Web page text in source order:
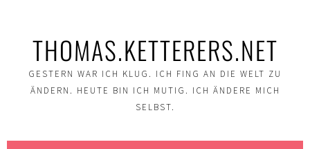
THOMAS.KETTERERS.NET
GESTERN WAR ICH KLUG. ICH FING AN DIE WELT ZU
ÄNDERN. HEUTE BIN ICH MUTIG. ICH ÄNDERE MICH
SELBST.